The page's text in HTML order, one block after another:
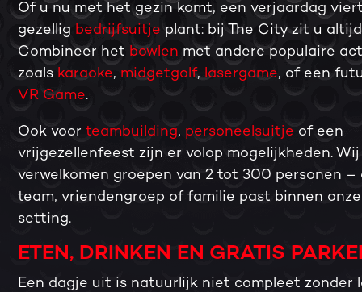
Of u nu met het gezin komt, een verjaardag
gezellig bedrijfsuitje plant: bij The City zit u
Combineer het bowlen met andere populaire
zoals karaoke, midgetgolf, lasergame, of een
VR Game.
Ook voorteambuilding, personeelsuitje of een
vrijgezellenfeest zijn er volop mogelijkheden. Wij
verwelkomen groepen van 2 tot 300 personen –
team, vriendengroep of familie past binnen
setting.
ETEN, DRINKEN EN GRATIS
Een dagje uit is natuurlijk niet compleet zonder